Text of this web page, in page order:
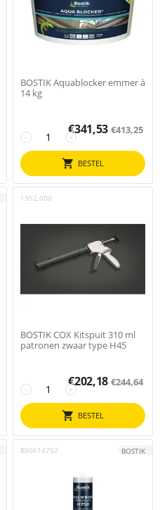
BOSTIK Aquablocker emmer à
14 kg
+
−
€341,53 €413,25
BESTEL
1952.000
BOSTIK COX Kitspuit 310 ml
patronen zwaar type H45
+
−
€202,18 €244,64
BESTEL
B30614702 BOSTIK